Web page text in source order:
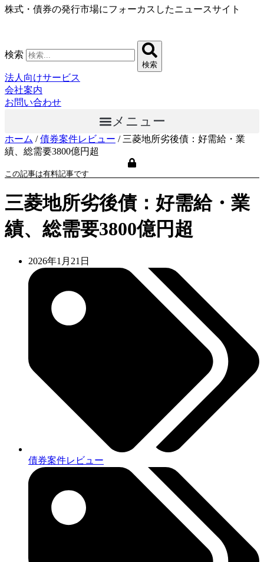
コ
ツ
に
ス
キ
ッ
株式・債券の発行市場にフォーカスしたニュースサイト
検索
検索
法人向けサービス
会社案内
お問い合わせ
メニュー
ホーム /債券案件レビュー / 三菱地所劣後債：好需給・業
績、総需要3800億円超
この記事は有料記事です
三菱地所劣後債：好需給・業
績、総需要3800億円超
2026年1月21日
債券案件レビュー